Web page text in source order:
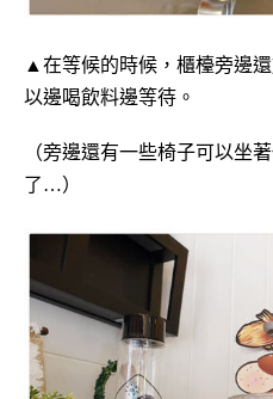
▲在等候的時候，櫃檯旁邊
以邊喝飲料邊等待。
（旁邊還有一些椅子可以坐
了…）